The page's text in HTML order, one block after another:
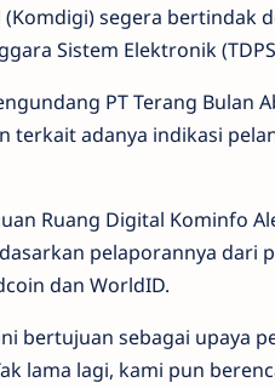
segera bertindak
Sistem Elektronik
PT Terang Bulan
terkait adanya indikasi
Ruang Digital Kominfo
pelaporannya dari
dan WorldID.
bertujuan sebagai upaya
lama lagi, kami pun